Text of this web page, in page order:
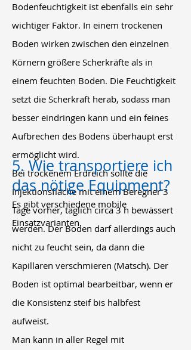
Bodenfeuchtigkeit ist ebenfalls ein sehr
wichtiger Faktor. In einem trockenen
Boden wirken zwischen den einzelnen
Körnern größere Scherkräfte als in
einem feuchten Boden. Die Feuchtigkeit
setzt die Scherkraft herab, sodass man
besser eindringen kann und ein feines
Aufbrechen des Bodens überhaupt erst
ermöglicht wird.
Bei trockenem Erdreich sollte die
Injektionsfläche mit einem Beregner 3
Tage vorher, täglich circa 3 h bewässert
werden. Der Boden darf allerdings auch
nicht zu feucht sein, da dann die
Kapillaren verschmieren (Matsch). Der
Boden ist optimal bearbeitbar, wenn er
die Konsistenz steif bis halbfest
aufweist.
Man kann in aller Regel mit
5. Wie transportiere ich
das nötige Equipment?
Es gibt verschiedene mobile
Einsatzvarianten.